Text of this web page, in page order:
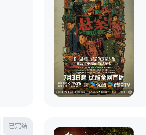
乃文 应灏铭 / 季肖冰 / 胡耘豪
已完结